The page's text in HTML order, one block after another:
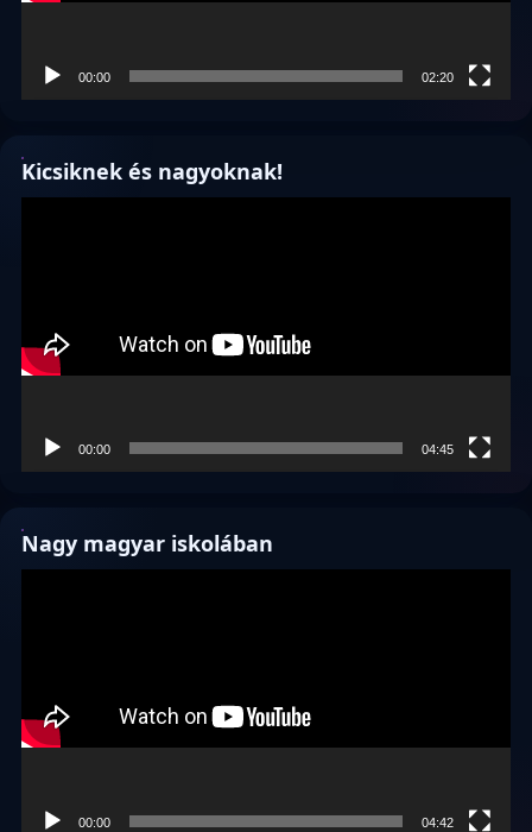
00:00 02:20
Kicsiknek és nagyoknak!
00:00 04:45
Nagy magyar iskolában
00:00 04:42